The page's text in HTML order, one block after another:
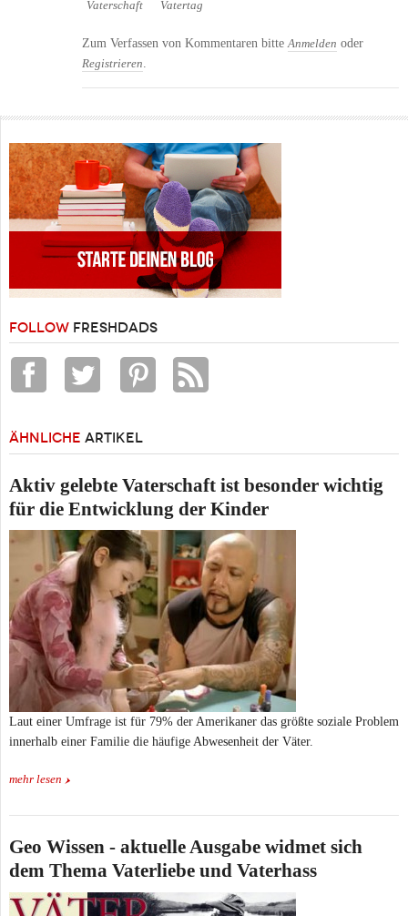
Vaterschaft Vatertag
Zum Verfassen von Kommentaren bitte Anmelden oder
Registrieren
FOLLOW FRESHDADS
ÄHNLICHE ARTIKEL
Aktiv gelebte Vaterschaft ist besonder wichtig
für die Entwicklung der Kinder
Laut einer Umfrage ist für 79% der Amerikaner das größte soziale Problem
innerhalb einer Familie die häufige Abwesenheit der Väter.
mehr lesen
Geo Wissen - aktuelle Ausgabe widmet sich
dem Thema Vaterliebe und Vaterhass